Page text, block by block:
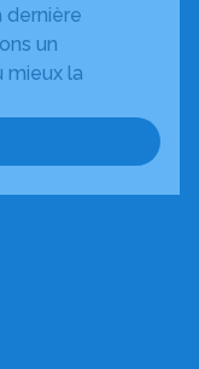
dernière
un
mieux la